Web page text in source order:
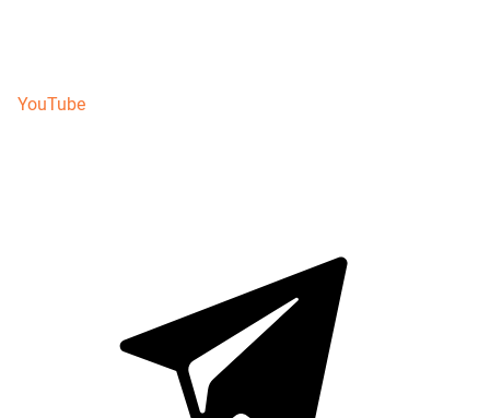
YouTube